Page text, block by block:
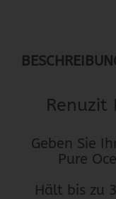
Renuzit
Geben Sie
Pure
Hält bis zu